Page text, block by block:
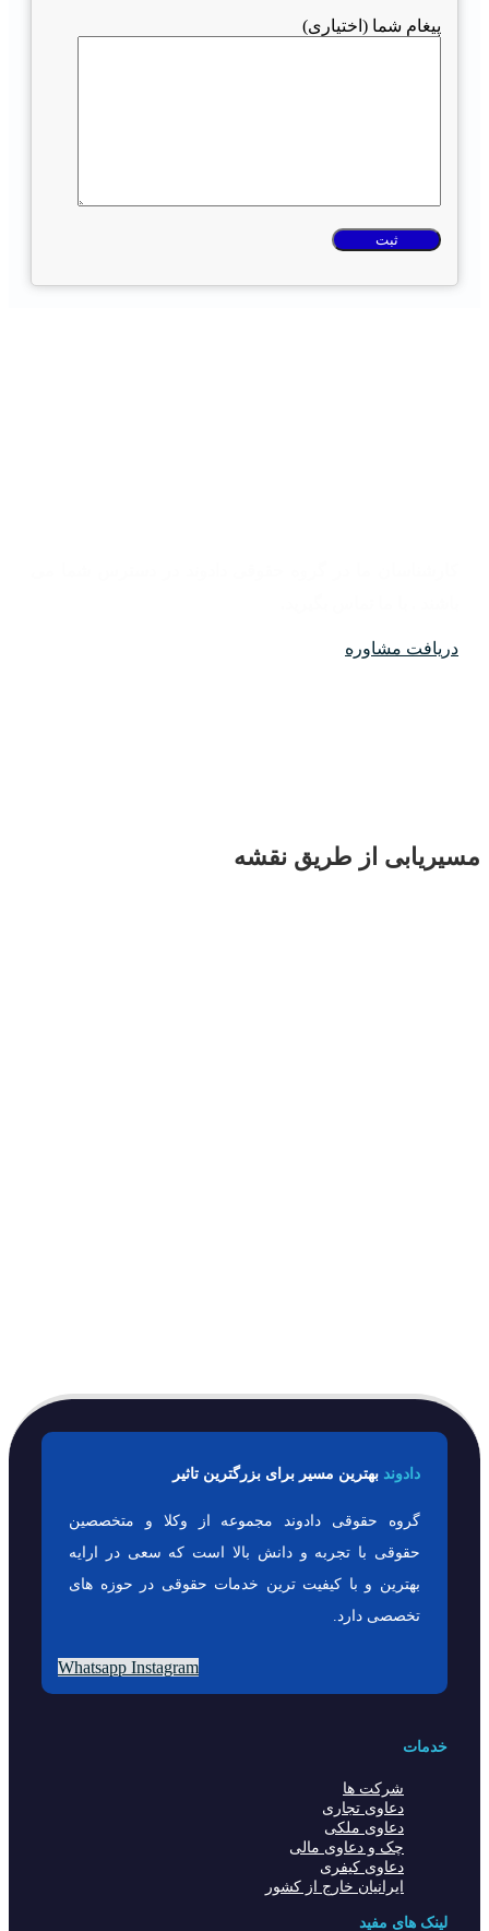
پیغام شما (اختیاری)
دریافت مشاوره
مسیریابی از طریق نقشه
دادوند بهترین مسیر برای بزرگترین تاثیر
گروه حقوقی دادوند مجموعه از وکلا و متخصصین
حقوقی با تجربه و دانش بالا است که سعی در ارایه
بهترین و با کیفیت ترین خدمات حقوقی در حوزه های
تخصصی دارد.
Whatsapp Instagram
خدمات
شرکت ها
دعاوی تجاری
دعاوی ملکی
چک و دعاوی مالی
دعاوی کیفری
ایرانیان خارج از کشور
لینک های مفید